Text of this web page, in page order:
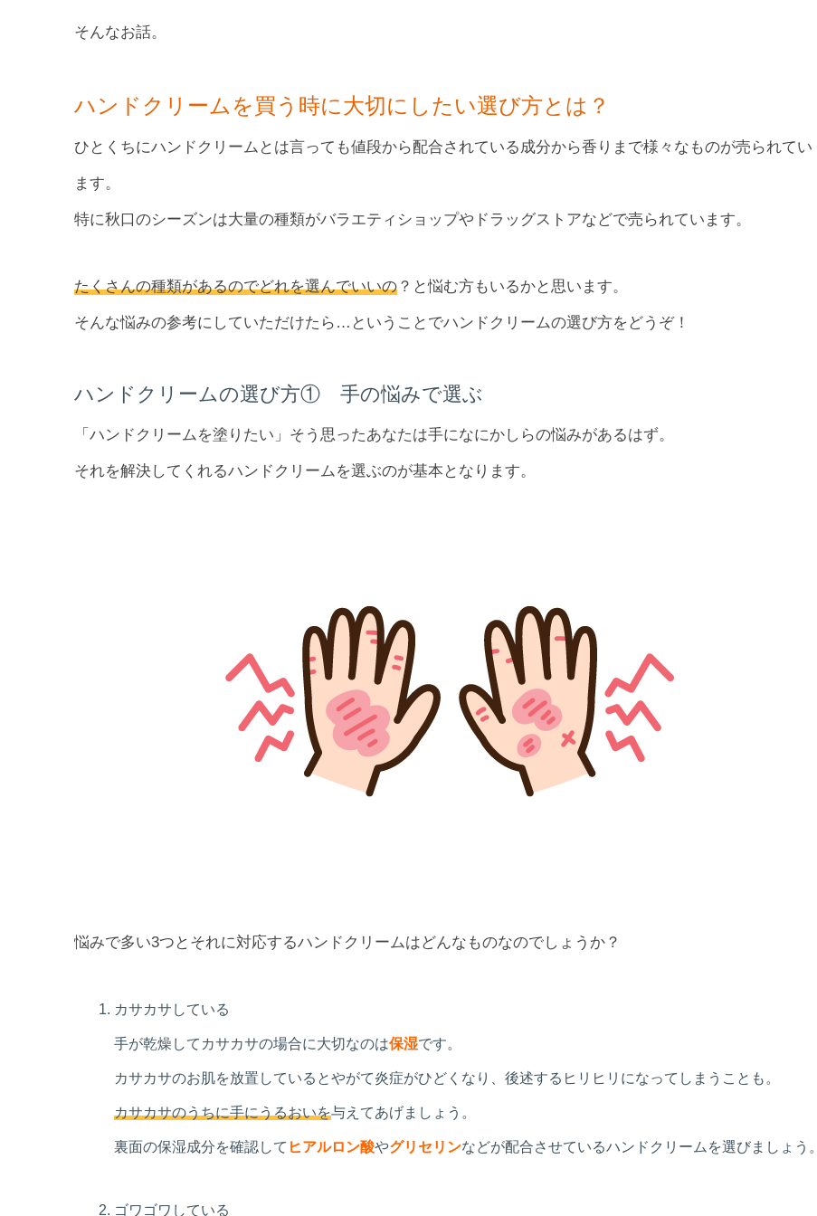
そんなお話。
ハンドクリームを買う時に大切にしたい選び方とは？
ひとくちにハンドクリームとは言っても値段から配合されている成分から香りまで様々なものが売られてい
ます。
特に秋口のシーズンは大量の種類がバラエティショップやドラッグストアなどで売られています。
たくさんの種類があるのでどれを選んでいいの ？と悩む方もいるかと思います。
そんな悩みの参考にしていただけたら…ということでハンドクリームの選び方をどうぞ！
ハンドクリームの選び方① 手の悩みで選ぶ
「ハンドクリームを塗りたい」そう思ったあなたは手になにかしらの悩みがあるはず。
それを解決してくれるハンドクリームを選ぶのが基本となります。
悩みで多い3つとそれに対応するハンドクリームはどんなものなのでしょうか？
カサカサしている
手が乾燥してカサカサの場合に大切なのは保湿です。
カサカサのお肌を放置しているとやがて炎症がひどくなり、後述するヒリヒリになってしまうことも。
カサカサのうちに手にうるおいを与えてあげましょう。
裏面の保湿成分を確認して ヒアルロン酸やグリセリンなどが配合させているハンドクリームを選びましょう。
ゴワゴワしている